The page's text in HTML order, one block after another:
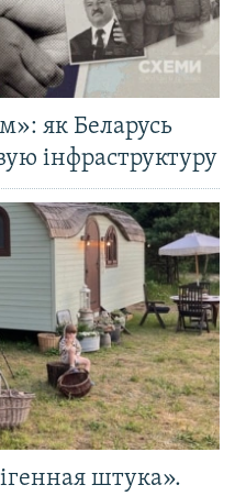
як Беларусь
інфраструктуру
штука».